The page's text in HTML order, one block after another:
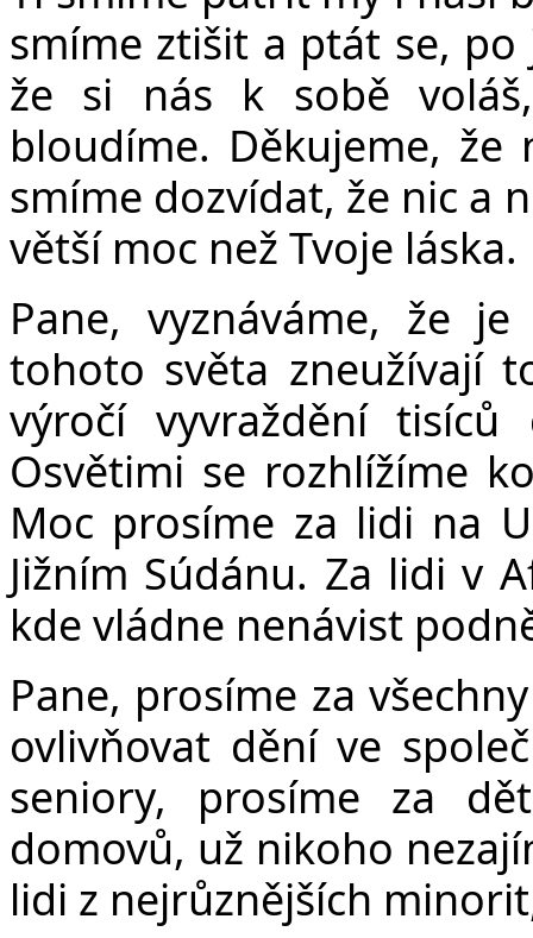
smíme ztišit a ptát se,
že si nás k sobě
bloudíme. Děkujeme,
smíme dozvídat, že nic a
větší moc než Tvoje láska.
Pane, vyznáváme, že
tohoto světa zneužívají
výročí vyvraždění tisíců
Osvětimi se rozhlížíme
Moc prosíme za lidi na
Jižním Súdánu. Za lidi v
kde vládne nenávist
Pane, prosíme za
ovlivňovat dění ve
seniory, prosíme za
domovů, už nikoho
lidi z nejrůznějších